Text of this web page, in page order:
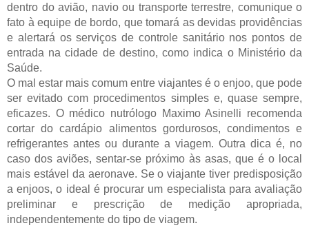
dentro do avião, navio ou transporte terrestre, comunique o
fato à equipe de bordo, que tomará as devidas providências
e alertará os serviços de controle sanitário nos pontos de
entrada na cidade de destino, como indica o Ministério da
Saúde.
O mal estar mais comum entre viajantes é o enjoo, que pode
ser evitado com procedimentos simples e, quase sempre,
eficazes. O médico nutrólogo Maximo Asinelli recomenda
cortar do cardápio alimentos gordurosos, condimentos e
refrigerantes antes ou durante a viagem. Outra dica é, no
caso dos aviões, sentar-se próximo às asas, que é o local
mais estável da aeronave. Se o viajante tiver predisposição
a enjoos, o ideal é procurar um especialista para avaliação
preliminar e prescrição de medição apropriada,
independentemente do tipo de viagem.